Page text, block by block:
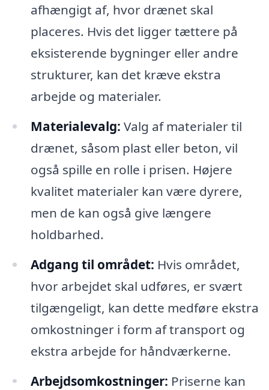
afhængigt af, hvor drænet skal
placeres. Hvis det ligger tættere på
eksisterende bygninger eller andre
strukturer, kan det kræve ekstra
arbejde og materialer.
Materialevalg: Valg af materialer til
drænet, såsom plast eller beton, vil
også spille en rolle i prisen. Højere
kvalitet materialer kan være dyrere,
men de kan også give længere
holdbarhed.
Adgang til området: Hvis området,
hvor arbejdet skal udføres, er svært
tilgængeligt, kan dette medføre ekstra
omkostninger i form af transport og
ekstra arbejde for håndværkerne.
Arbejdsomkostninger: Priserne kan